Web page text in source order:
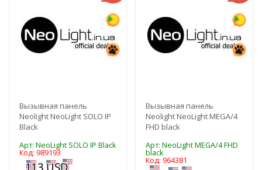
Вызывная панель
Neolight NeoLight SOLO IP
Black
Арт: NeoLight SOLO IP Black
Код: 989193
Вызывная панель
Neolight NeoLight MEGA/4
FHD black
Арт: NeoLight MEGA/4 FHD
black
Код: 964381